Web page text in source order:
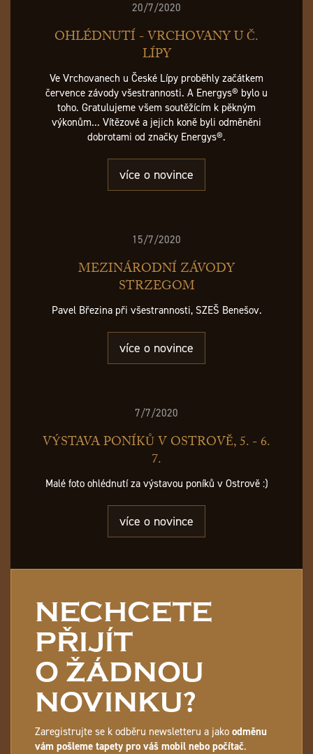
20/7/2020
OHLÉDNUTÍ - VRCHOVANY U Č.
LÍPY
Ve Vrchovanech u České Lípy proběhly začátkem
července závody všestrannosti. A Energys® bylo u
toho. Gratulujeme všem soutěžícím k pěkným
výkonům... Vítězové a jejich koně byli odměněni
dobrotami od značky Energys®.
více o novince
15/7/2020
MEZINÁRODNÍ ZÁVODY
STRZEGOM
Pavel Březina při všestrannosti, SZEŠ Benešov.
více o novince
7/7/2020
VÝSTAVA PONÍKŮ V OSTROVĚ, 5. - 6.
7.
Malé foto ohlédnutí za výstavou poníků v Ostrově :)
více o novince
NECHCETE
PŘIJÍT
O ŽÁDNOU
NOVINKU?
Zaregistrujte se k odběru newsletteru a jakoodměnu
vám pošleme tapety pro váš mobil nebo počítač.